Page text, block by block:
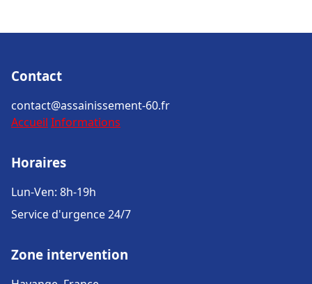
Contact
contact@assainissement-60.fr
Accueil Informations
Horaires
Lun-Ven: 8h-19h
Service d'urgence 24/7
Zone intervention